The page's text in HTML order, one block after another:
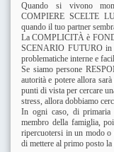
Quando si vivono
COMPIERE SCELTE
quando il tuo partner
La COMPLICITÀ è
SCENARIO FUTURO in
problematiche interne e
Se siamo persone
autorità e potere allora
punti di vista per cercare
stress, allora dobbiamo
In ogni caso, di primaria
membro della famiglia,
ripercuotersi in un modo o
di mettere al primo posto